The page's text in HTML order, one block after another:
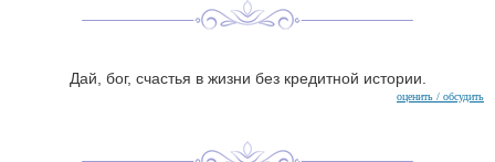
Дай, бог, счастья в жизни без кредитной истории.
оценить / обсудить